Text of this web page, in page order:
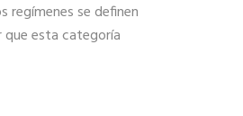
regímenes se definen
que esta categoría